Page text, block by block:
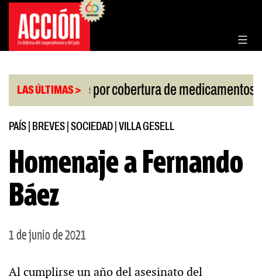
Saltar
contenido
LAS ÚLTIMAS >
de la Corte por cobertura de medicamentos |
PAÍS BREVES SOCIEDAD VILLA GESELL
Homenaje a Fernando
Báez
1 de junio de 2021
Al cumplirse un año del asesinato del